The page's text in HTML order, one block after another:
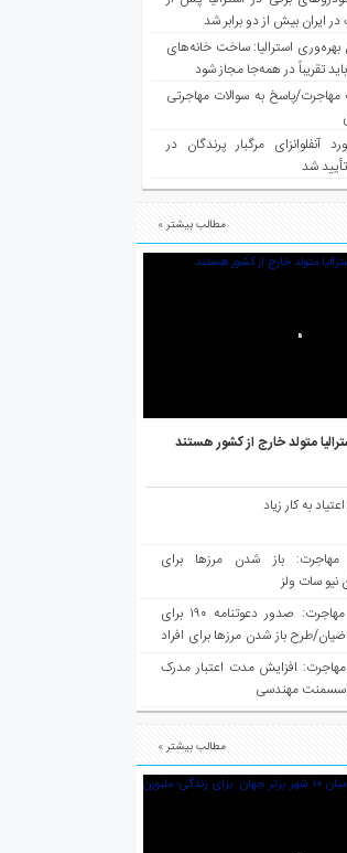
ایران بیش از دو برابر شد
استرالیا: ساخت خانه‌های
تقریباً در همه‌جا مجاز شود
مهاجرت/پاسخ به سوالات مهاجرتی
آنفلوانزای مرگبار پرندگان در
شد
مطالب بیشتر »
متولد خارج از کشور هستند
به کار زیاد
مهاجرت: باز شدن مرزها برای
نیو سات ولز
هفته‌نامه مهاجرت: صدور دعوتنامه ۱۹۰ برای
طرح باز شدن مرزها برای افراد
مهاجرت: افزایش مدت اعتبار مدرک
اسسمنت مهندسی
مطالب بیشتر »